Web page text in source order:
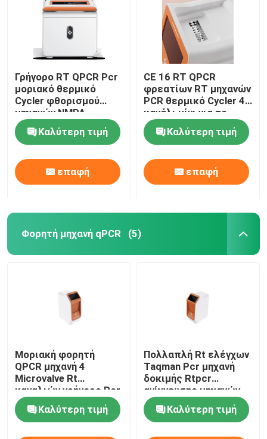
Χωνευτική εξάρτηση δοκιμής
Εξάρτηση δοκιμής υδατοκαλλιέργειας
Χοίρεια εξάρτηση δοκιμής
Κυνοειδής εξάρτηση δοκιμής σκυλιών
Αιλουροειδής εξάρτηση δοκιμής γατών
Μηχανή εξαγωγής νουκλεϊνικού οξέος
Ιατρικά εργαστηριακά αναλώσιμα
Σύστημα απεικόνισης Western Blot
Βιολογικό μικροσκόπιο
Γρήγορο RT QPCR Pcr
μοριακό θερμικό
Cycler φθορισμού
μηχανών NMPA
ποσοτικό
Καλύτερη τιμή
επαφή
CE 16 RT QPCR
φρεατίων RT μηχανών
PCR θερμικό Cycler 4
κανάλι μίνι για το
νοσοκομείο
Καλύτερη τιμή
επαφή
Φορητή μηχανή qPCR (5)
Μοριακή φορητή
QPCR μηχανή 4
Microvalve Rt
καναλιών γρήγορο Pcr
CE μηχανών
Καλύτερη τιμή
Πολλαπλή Rt ελέγχων
Taqman Pcr μηχανή
δοκιμής Rtpcr
ανίχνευσης μηχανών
5KG μοριακή
Καλύτερη τιμή